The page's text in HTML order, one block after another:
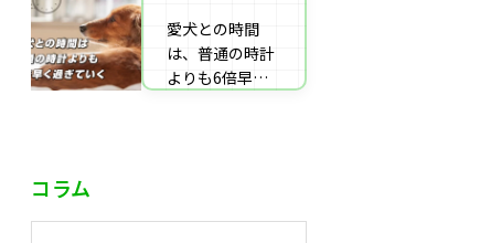
愛犬との時間
は、普通の時計
よりも6倍早く
コラム